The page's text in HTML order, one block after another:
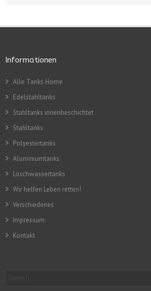
Informationen
Alle Tanks Home
Edelstahltanks
Stahltanks innenbeschichtet
Stahltanks
Polyestertanks
Aluminiumtanks
Löschwassertanks
Wir helfen Leben retten!
Verschiedenes
Impressum
Kontakt